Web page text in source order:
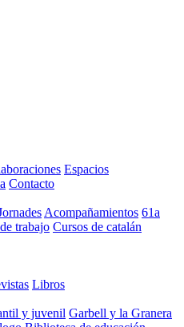
Espacios
Contacto
Acompañamientos 61a
trabajo Cursos de catalán
Libros
y juvenil Garbell y la Granera